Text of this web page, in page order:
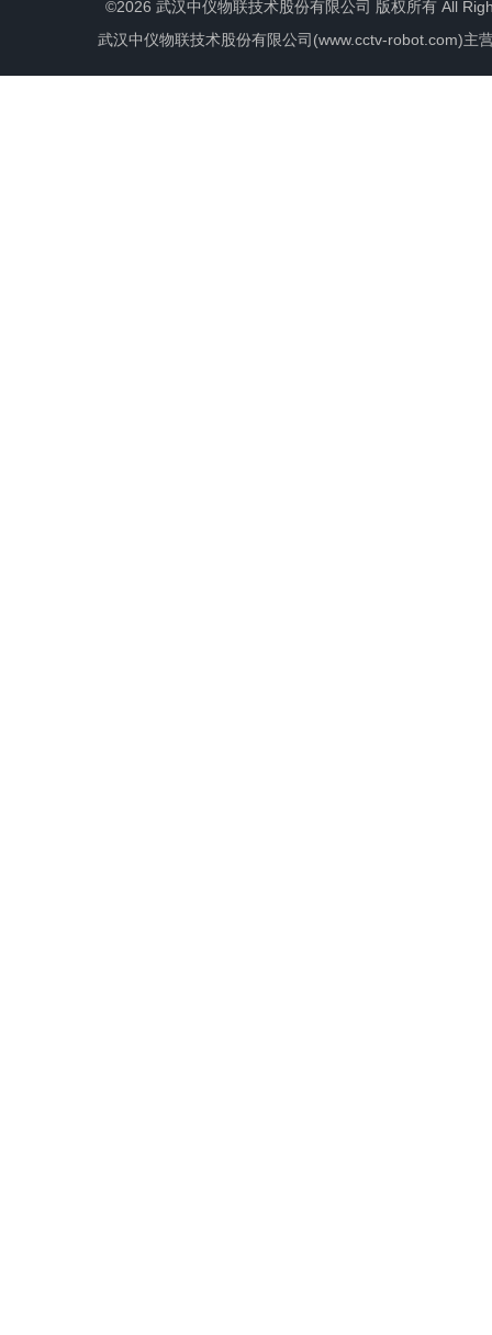
©2026 武汉中仪物联技术股份有限公司 版权所有 All
武汉中仪物联技术股份有限公司(www.cctv-robot.com)主